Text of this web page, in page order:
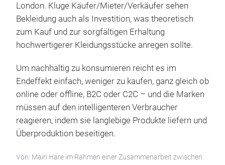
London. Kluge Käufer/Mieter/Verkäufer sehen
Bekleidung auch als Investition, was theoretisch
zum Kauf und zur sorgfältigen Erhaltung
hochwertigerer Kleidungsstücke anregen sollte.
Um nachhaltig zu konsumieren reicht es im
Endeffekt einfach, weniger zu kaufen, ganz gleich ob
online oder offline, B2C oder C2C – und die Marken
müssen auf den intelligenteren Verbraucher
reagieren, indem sie langlebige Produkte liefern und
Überproduktion beseitigen.
Von: Mairi Hare im Rahmen einer Zusammenarbeit zwischen